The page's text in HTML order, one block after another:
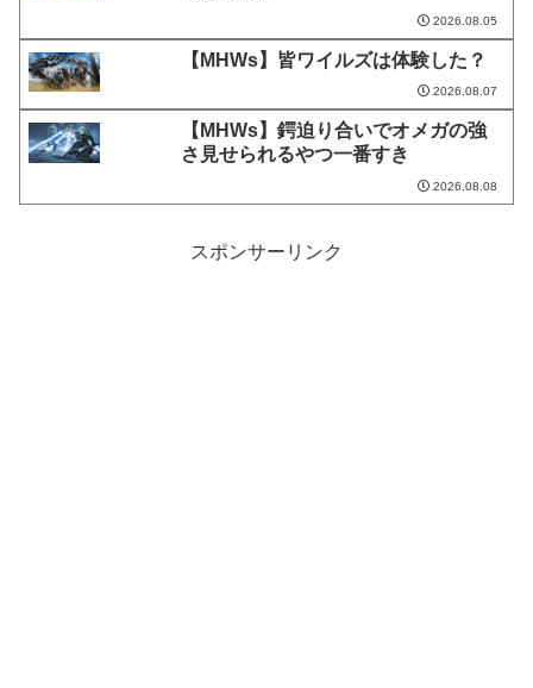
2026.08.05
【MHWs】皆ワイルズは体験した？
2026.08.07
【MHWs】鍔迫り合いでオメガの強
さ見せられるやつ一番すき
2026.08.08
スポンサーリンク